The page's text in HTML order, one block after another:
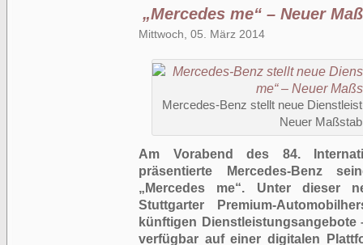
„Mercedes me“ – Neuer
Mittwoch, 05. März 2014
Mercedes-Benz stellt neue
Neuer
Am Vorabend des 84.
präsentierte Mercedes-Benz
„Mercedes me“. Unter dieser
Stuttgarter Premium-
künftigen
verfügbar auf einer digitalen